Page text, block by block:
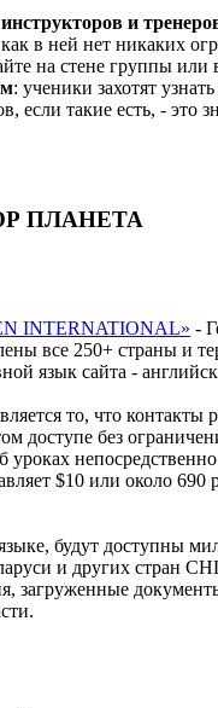
и
как в ней нет никаких
на стене группы
: ученики захотят
если такие есть, -
ПЛАНЕТА
INTERNATIONAL» -
все 250+ страны и
язык сайта -
то, что
доступе без
уроках
$10 или около 690
будут доступны
и других стран
загруженные